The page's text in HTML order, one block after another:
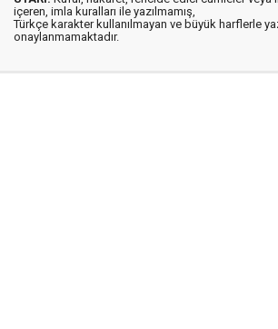
içeren, imla kuralları ile yazılmamış,
Türkçe karakter kullanılmayan ve büyük harflerle
onaylanmamaktadır.